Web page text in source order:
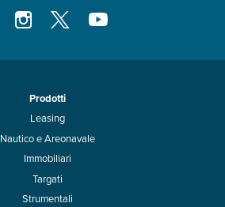
Prodotti
Leasing
Nautico e Areonavale
Immobiliari
Targati
Strumentali